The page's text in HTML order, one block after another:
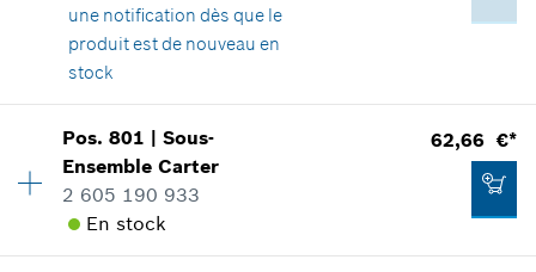
1,22 €*
*Tous les prix sont TTC hors frais de port
Ajouter au panier
Positionner dans la vue éclatée
3,62 €*
*Tous les prix sont TTC hors frais de port
une notification dès que le
produit est de nouveau en
stock
Groupe de prix:28
Informations pièces détachées
Adaptable sur outils
Pos.801 |Sous-
Ensemble Carter
2 605 190 933
En stock
62,66 €*